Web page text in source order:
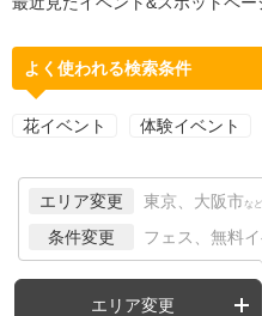
よく使われる検索条件
花イベント 体験イベント
エリア変更 東京、大阪市 など
条件変更 フェス、無料
エリア変更